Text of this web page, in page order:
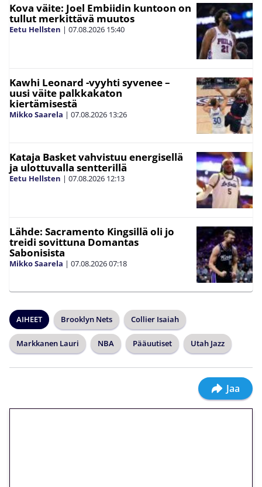
Kova väite: Joel Embiidin kuntoon on
tullut merkittävä muutos
Eetu Hellsten | 07.08.2026 15:40
Kawhi Leonard -vyyhti syvenee –
uusi väite palkkakaton
kiertämisestä
Mikko Saarela | 07.08.2026 13:26
Kataja Basket vahvistuu energisellä
ja ulottuvalla sentterillä
Eetu Hellsten | 07.08.2026 12:13
Lähde: Sacramento Kingsillä oli jo
treidi sovittuna Domantas
Sabonisista
Mikko Saarela | 07.08.202607:18
AIHEET Brooklyn Nets Collier Isaiah
Markkanen Lauri NBA Pääuutiset Utah Jazz
Jaa